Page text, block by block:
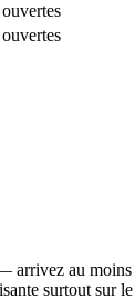
au moins
surtout sur